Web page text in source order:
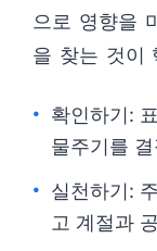
으로 영향을
을 찾는 것이
확인하기:
물주기를
실천하기:
고 계절과